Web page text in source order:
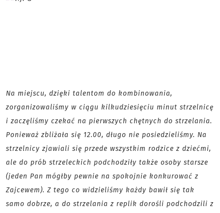
Na miejscu, dzięki talentom do kombinowania,
zorganizowaliśmy w ciągu kilkudziesięciu minut strzelnicę
i zaczęliśmy czekać na pierwszych chętnych do strzelania.
Ponieważ zbliżała się 12.00, długo nie posiedzieliśmy. Na
strzelnicy zjawiali się przede wszystkim rodzice z dziećmi,
ale do prób strzeleckich podchodziły także osoby starsze
(jeden Pan mógłby pewnie na spokojnie konkurować z
Zajcewem). Z tego co widzieliśmy każdy bawił się tak
samo dobrze, a do strzelania z replik dorośli podchodzili z